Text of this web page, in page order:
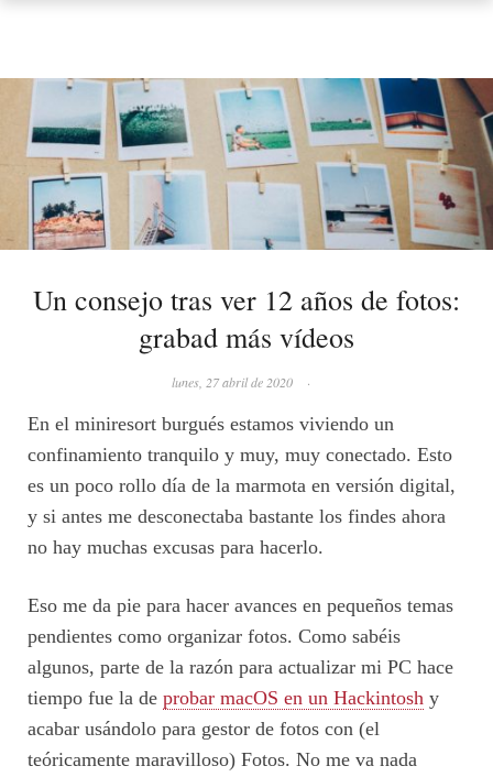
Un consejo tras ver 12 años de fotos:
grabad más vídeos
lunes, 27 abril de 2020 ·
En el miniresort burgués estamos viviendo un
confinamiento tranquilo y muy, muy conectado. Esto
es un poco rollo día de la marmota en versión digital,
y si antes me desconectaba bastante los findes ahora
no hay muchas excusas para hacerlo.
Eso me da pie para hacer avances en pequeños temas
pendientes como organizar fotos. Como sabéis
algunos, parte de la razón para actualizar mi PC hace
tiempo fue la de probar macOS en un Hackintosh y
acabar usándolo para gestor de fotos con (el
teóricamente maravilloso) Fotos. No me va nada